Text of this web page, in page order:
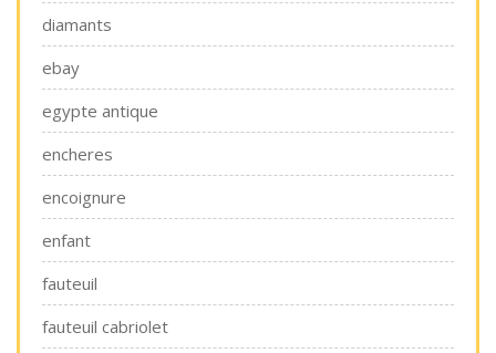
diamants
ebay
egypte antique
encheres
encoignure
enfant
fauteuil
fauteuil cabriolet